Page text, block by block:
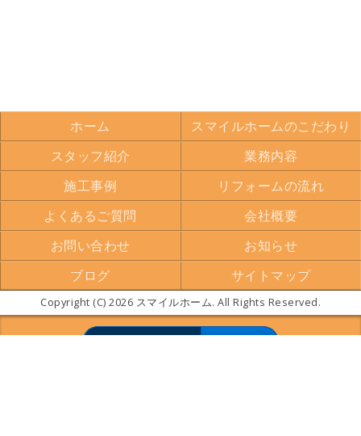
ホーム
スマイルホームのこだわり
スタッフ紹介
業務内容
施工事例
リフォームの流れ
よくあるご質問
会社概要
お問い合わせ
お知らせ
ブログ
サイトマップ
Copyright (C) 2026 スマイルホーム. All Rights Reserved.